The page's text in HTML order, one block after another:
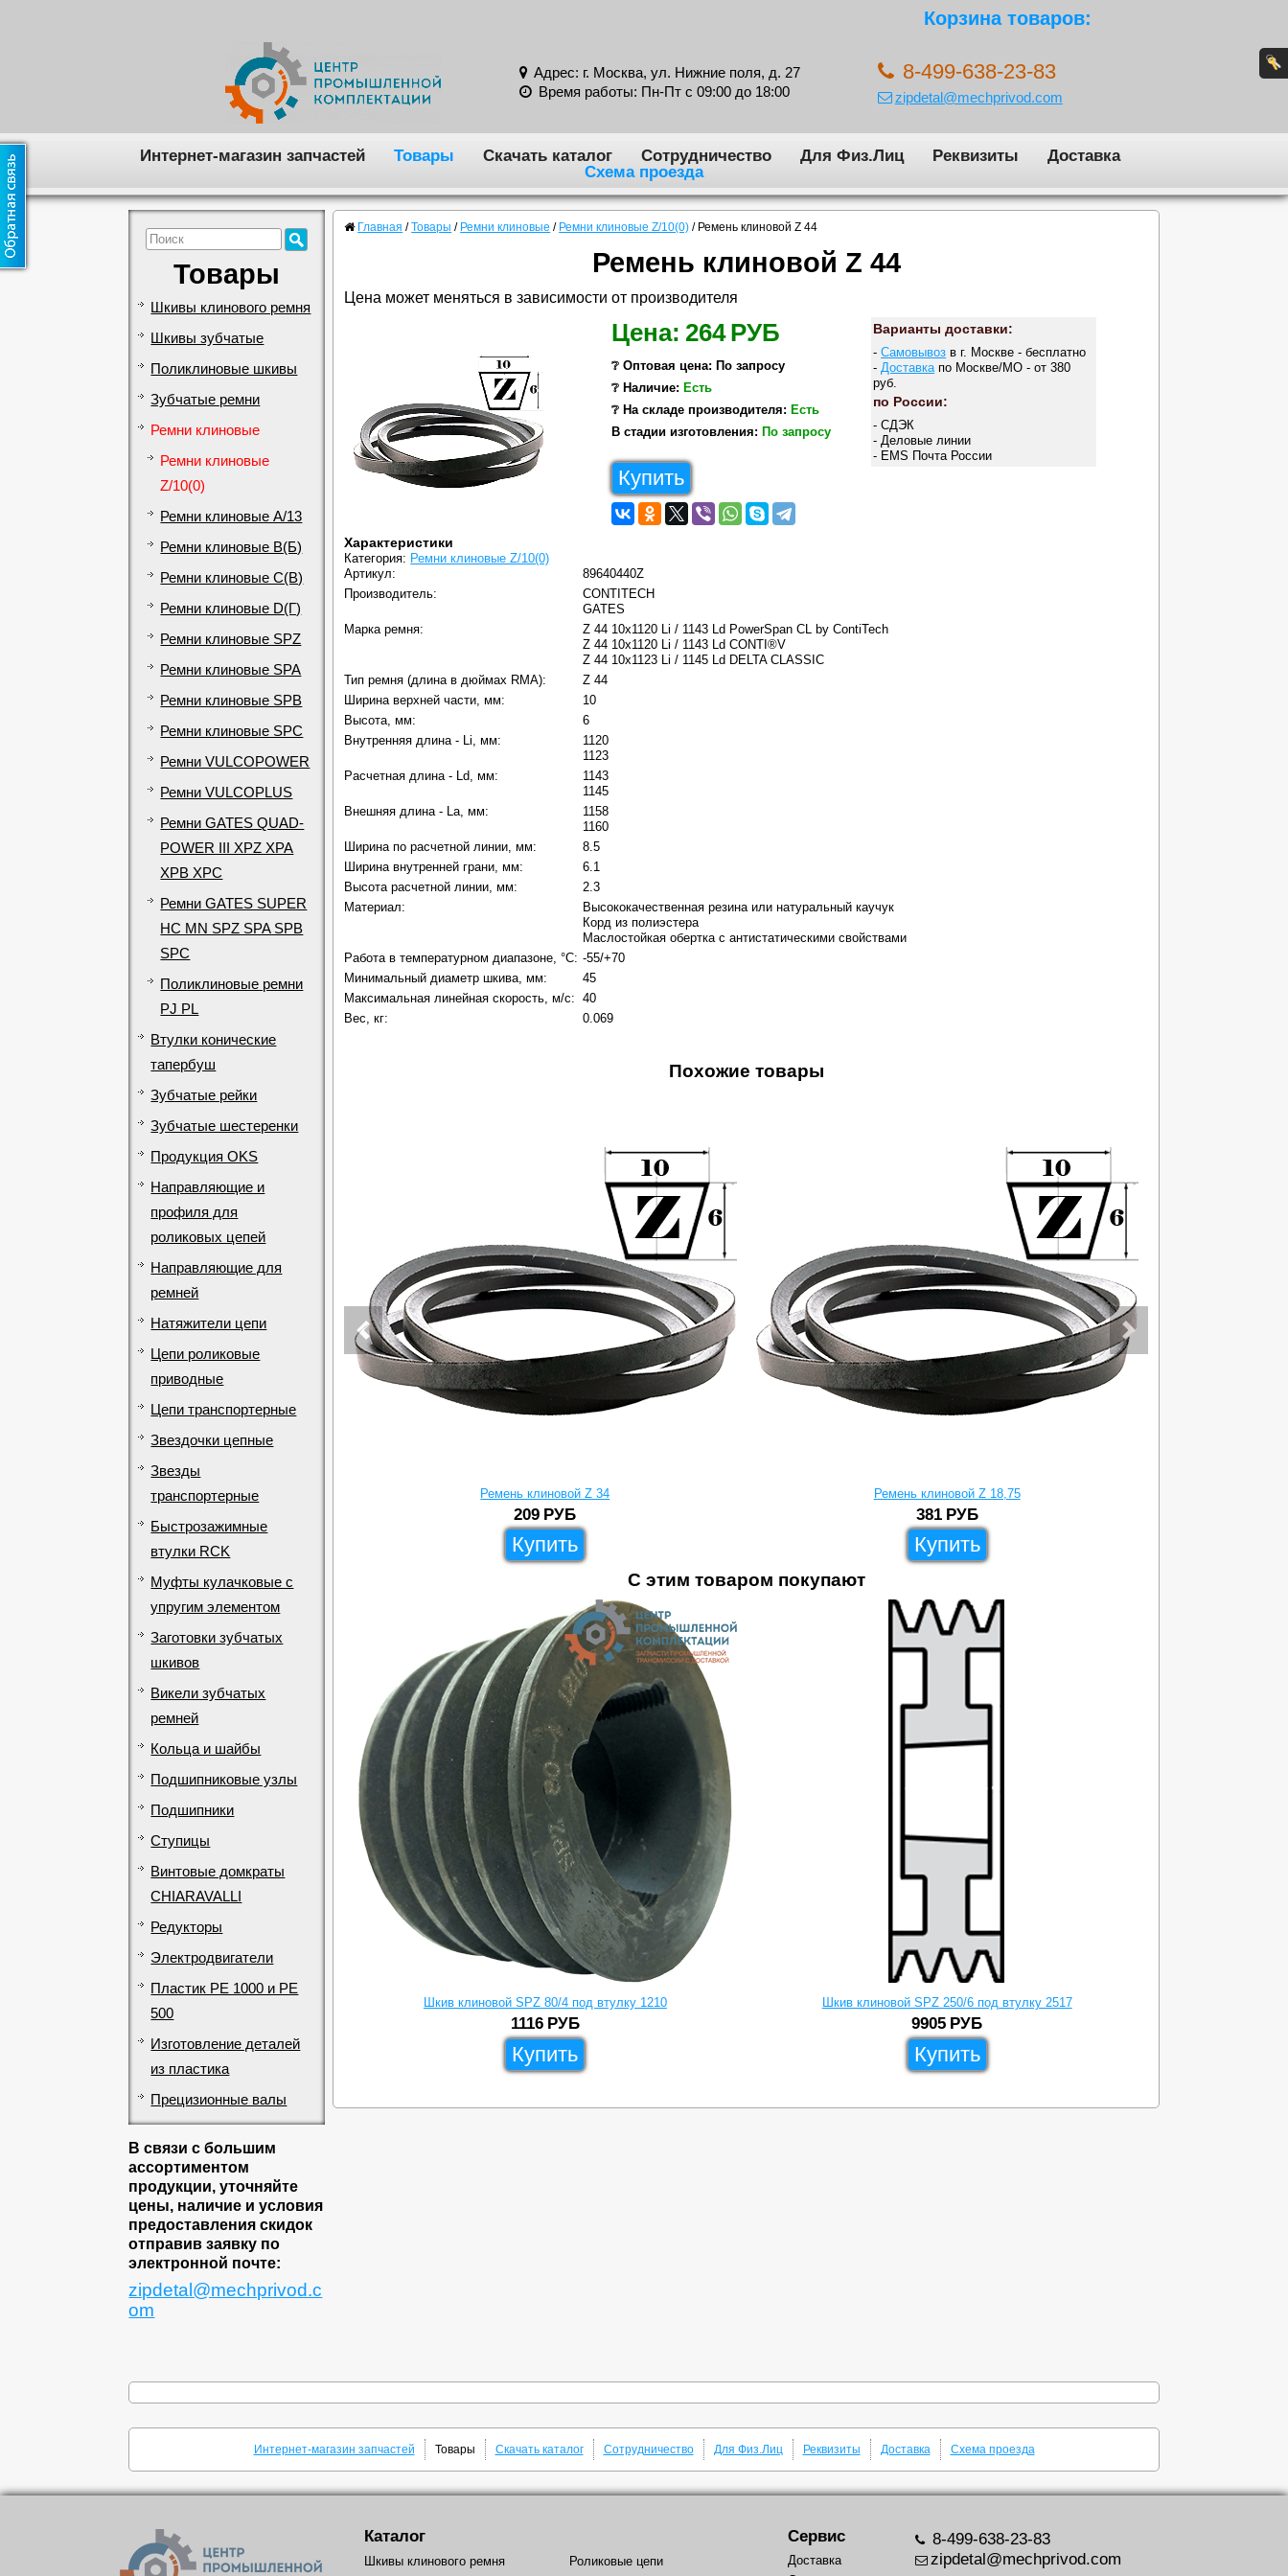
Корзина товаров:
Адрес: г. Москва, ул. Нижние поля, д. 27
Время работы: Пн-Пт с 09:00 до 18:00
8-499-638-23-83
zipdetal@mechprivod.com
Интернет-магазин запчастей Товары Скачать каталог Сотрудничество Для Физ.Лиц Реквизиты
Доставка
Схема проезда
Товары
Шкивы клинового ремня
Шкивы зубчатые
Поликлиновые шкивы
Зубчатые ремни
Ремни клиновые
Ремни клиновые
Z/10(0)
Ремни клиновые A/13
Ремни клиновые B(Б)
Ремни клиновые C(В)
Ремни клиновые D(Г)
Ремни клиновые SPZ
Ремни клиновые SPA
Ремни клиновые SPB
Ремни клиновые SPC
Ремни VULCOPOWER
Ремни VULCOPLUS
Ремни GATES QUAD-
POWER III XPZ XPA
XPB XPC
Ремни GATES SUPER
HC MN SPZ SPA SPB
SPC
Поликлиновые ремни
PJ PL
Втулки конические
тапербуш
Зубчатые рейки
Зубчатые шестеренки
Продукция OKS
Направляющие и
профиля для
роликовых цепей
Направляющие для
ремней
Натяжители цепи
Цепи роликовые
приводные
Цепи транспортерные
Звездочки цепные
Звезды
транспортерные
Быстрозажимные
втулки RCK
Муфты кулачковые с
упругим элементом
Заготовки зубчатых
шкивов
Викели зубчатых
ремней
Кольца и шайбы
Подшипниковые узлы
Подшипники
Ступицы
Винтовые домкраты
CHIARAVALLI
Редукторы
Электродвигатели
Пластик PE 1000 и PE
500
Изготовление деталей
из пластика
Прецизионные валы
В связи с большим
ассортиментом
продукции, уточняйте
цены, наличие и условия
предоставления скидок
отправив заявку по
электронной почте:
zipdetal@mechprivod.c
om
Главная / Товары / Ремни клиновые / Ремни клиновые Z/10(0) / Ремень клиновой Z 44
Ремень клиновой Z 44
Цена может меняться в зависимости от производителя
Цена: 264 РУБ
❔ Оптовая цена: По запросу
❔ Наличие: Есть
❔ На складе производителя: Есть
В стадии изготовления: По запросу
Купить
Варианты доставки:
-Самовывоз в г. Москве - бесплатно
- Доставка по Москве/МО - от 380
руб.
по России:
- СДЭК
- Деловые линии
- EMS Почта России
Характеристики
Категория: Ремни клиновые Z/10(0)
Артикул:
89640440Z
Производитель:
CONTITECH
GATES
Марка ремня:
Z 44 10x1120 Li / 1143 Ld PowerSpan CL by ContiTech
Z 44 10x1120 Li / 1143 Ld CONTI®V
Z 44 10x1123 Li / 1145 Ld DELTA CLASSIC
Тип ремня (длина в дюймах RMA):
Z 44
Ширина верхней части, мм:
10
Высота, мм:
6
Внутренняя длина - Li, мм:
1120
1123
Расчетная длина - Ld, мм:
1143
1145
Внешняя длина - La, мм:
1158
1160
Ширина по расчетной линии, мм:
8.5
Ширина внутренней грани, мм:
6.1
Высота расчетной линии, мм:
2.3
Материал:
Высококачественная резина или натуральный каучук
Корд из полиэстера
Маслостойкая обертка с антистатическими свойствами
Работа в температурном диапазоне, °C: -55/+70
Минимальный диаметр шкива, мм:
45
Максимальная линейная скорость, м/с:
40
Вес, кг:
0.069
Похожие товары
Ремень клиновой Z 34
209 РУБ
Купить
Ремень клиновой Z 18,75
381 РУБ
Купить
С этим товаром покупают
Шкив клиновой SPZ 80/4 под втулку 1210
1116 РУБ
Купить
Шкив клиновой SPZ 250/6 под втулку 2517
9905 РУБ
Купить
Интернет-магазин запчастей Товары Скачать каталог Сотрудничество Для Физ.Лиц Реквизиты Доставка Схема проезда
Каталог
Шкивы клинового ремня
Роликовые цепи
Сервис
Доставка
8-499-638-23-83
zipdetal@mechprivod.com